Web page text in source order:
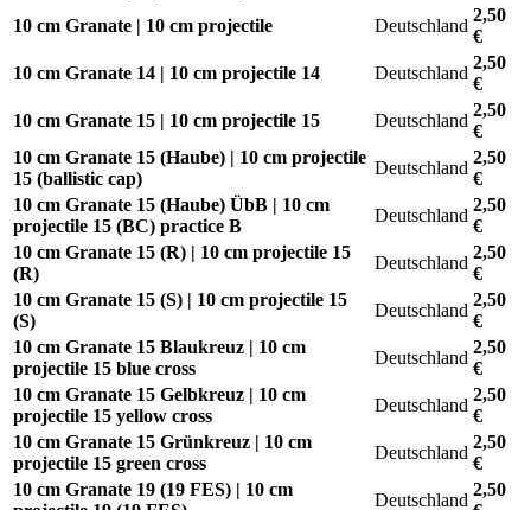
10 cm Granate | 10 cm projectile
Deutschland
2,50
€
10 cm Granate 14 | 10 cm projectile 14
Deutschland
2,50
€
10 cm Granate 15 | 10 cm projectile 15
Deutschland
2,50
€
10 cm Granate 15 (Haube) | 10 cm projectile
15 (ballistic cap)
Deutschland
2,50
€
10 cm Granate 15 (Haube) ÜbB | 10 cm
projectile 15 (BC) practice B
Deutschland
2,50
€
10 cm Granate 15 (R) | 10 cm projectile 15
(R)
Deutschland
2,50
€
10 cm Granate 15 (S) | 10 cm projectile 15
(S)
Deutschland
2,50
€
10 cm Granate 15 Blaukreuz | 10 cm
projectile 15 blue cross
Deutschland
2,50
€
10 cm Granate 15 Gelbkreuz | 10 cm
projectile 15 yellow cross
Deutschland
2,50
€
10 cm Granate 15 Grünkreuz | 10 cm
projectile 15 green cross
Deutschland
2,50
€
10 cm Granate 19 (19 FES) | 10 cm
Deutschland
2,50